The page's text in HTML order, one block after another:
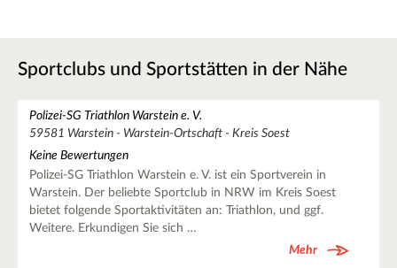
Sportclubs und Sportstätten in der Nähe
Polizei-SG Triathlon Warstein e. V.
59581 Warstein - Warstein-Ortschaft - Kreis Soest
Keine Bewertungen
Polizei-SG Triathlon Warstein e. V. ist ein Sportverein in
Warstein. Der beliebte Sportclub in NRW im Kreis Soest
bietet folgende Sportaktivitäten an: Triathlon, und ggf.
Weitere. Erkundigen Sie sich …
Mehr